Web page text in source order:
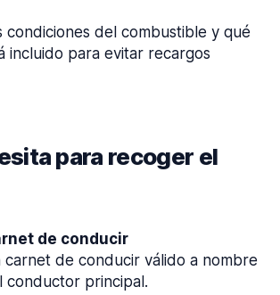
condiciones del combustible y qué
incluido para evitar recargos
para recoger el
de conducir
carnet de conducir válido a nombre
conductor principal.